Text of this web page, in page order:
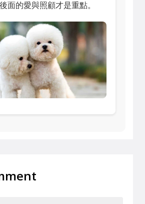
面的愛與照顧才是重點。